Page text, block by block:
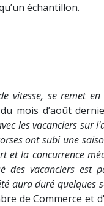
échantillon.
vitesse, se remet
mois d’août
les vacanciers sur
ont subi une
et la concurrence
des vacanciers est
aura duré quelques
de Commerce